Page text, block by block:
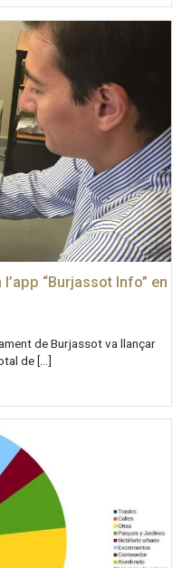
“Burjassot Info” en
de Burjassot va llançar
de […]